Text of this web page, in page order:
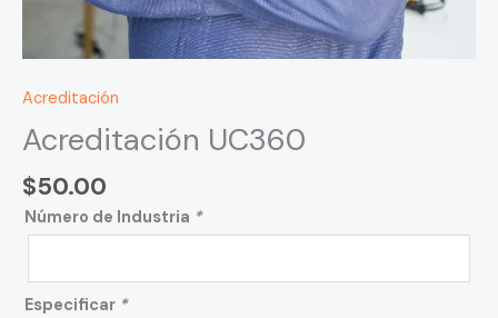
Acreditación
Acreditación UC360
$50.00
Número de Industria *
Especificar *